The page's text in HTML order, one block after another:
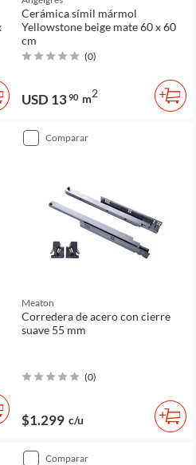
Cerámica símil mármol
Yellowstone beige mate 60 x 60
cm
(0)
USD 1390 m2
comparar
Meaton
Corredera de acero con cierre
suave 55 mm
(0)
$1.299 c/u
comparar